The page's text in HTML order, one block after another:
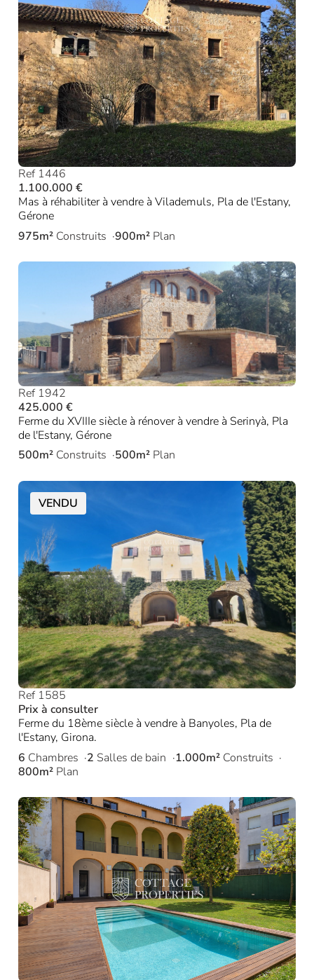
Ref 1446
1.100.000 €
Mas à réhabiliter à vendre à Vilademuls, Pla de l'Estany,
Gérone
975m² Construits 900m² Plan
Ref 1942
425.000 €
Ferme du XVIIIe siècle à rénover à vendre à Serinyà, Pla
de l'Estany, Gérone
500m² Construits 500m² Plan
VENDU
Ref 1585
Prix à consulter
Ferme du 18ème siècle à vendre à Banyoles, Pla de
l'Estany, Girona.
6 Chambres 2 Salles de bain 1.000m² Construits
800m² Plan